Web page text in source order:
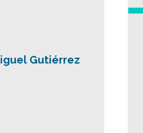
Gutiérrez